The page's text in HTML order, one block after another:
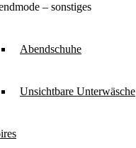
– sonstiges
Abendschuhe
Unsichtbare Unterwäsche